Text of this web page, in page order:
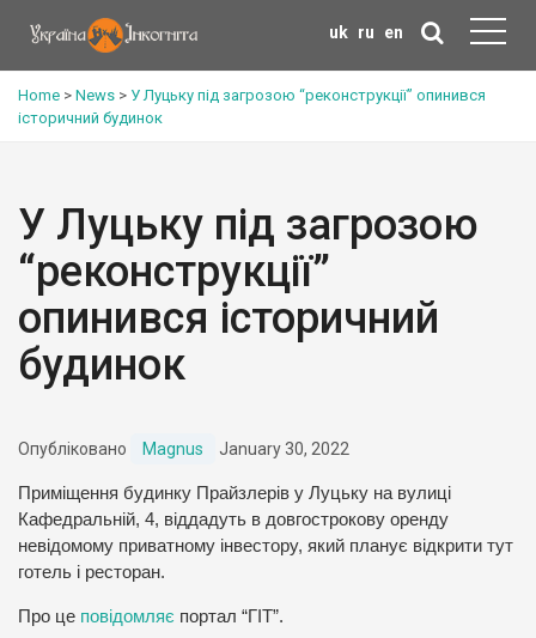
uk ru en
Home > News > У Луцьку під загрозою “реконструкції” опинився
історичний будинок
У Луцьку під загрозою
“реконструкції”
опинився історичний
будинок
Опубліковано Magnus January 30, 2022
Приміщення будинку Прайзлерів у Луцьку на вулиці
Кафедральній, 4, віддадуть в довгострокову оренду
невідомому приватному інвестору, який планує відкрити тут
готель і ресторан.
Про це повідомляє портал “ГІТ”.